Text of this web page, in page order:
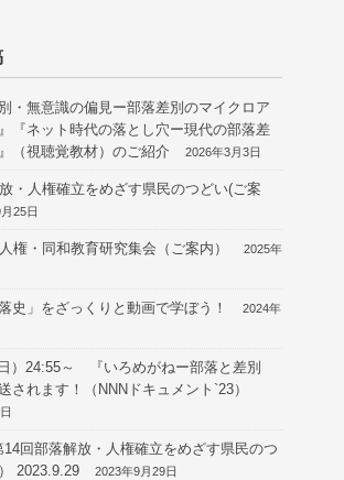
・無意識の偏見ー部落差別のマイクロア
『ネット時代の落とし穴ー現代の部落差
（視聴覚教材）のご紹介
2026年3月3日
・人権確立をめざす県民のつどい(ご案
25日
権・同和教育研究集会（ご案内）
2025年
史」をざっくりと動画で学ぼう！
2024年
）24:55～ 『いろめがねー部落と差別
されます！（NNNドキュメント`23）
14回部落解放・人権確立をめざす県民のつ
2023.9.29
2023年9月29日